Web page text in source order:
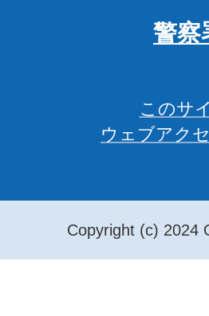
警察
このサ
ウェブアク
Copyright (c) 2024